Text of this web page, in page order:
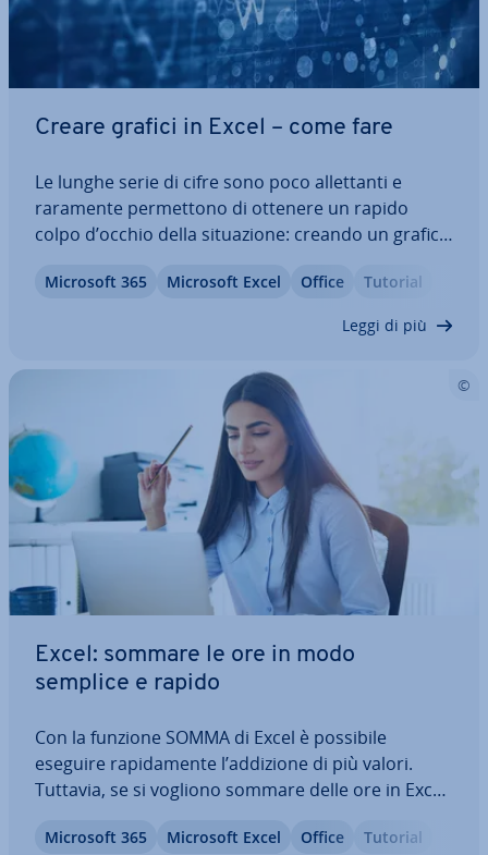
Creare grafici in Excel – come fare
Le lunghe serie di cifre sono poco al­let­tan­ti e
raramente per­met­to­no di ottenere un rapido
colpo d’occhio della si­tua­zio­ne: creando un grafico
possono in­di­vi­dua­re im­me­dia­ta­men­te cor­re­la­zio­ni
Microsoft 365 Microsoft Excel Office Tutorial
Leggi di più
Excel: sommare le ore in modo
semplice e rapido
Con la funzione SOMMA di Excel è possibile
eseguire ra­pi­da­men­te l’addizione di più valori.
Tuttavia, se si vogliono sommare delle ore in Excel,
ne delle celle. E senza com­met­te­re errori – al­tri­
Microsoft 365 Microsoft Excel Office Tutorial